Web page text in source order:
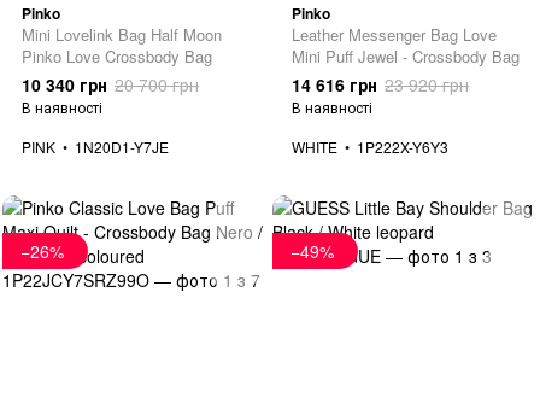
Pinko
Mini Lovelink Bag Half Moon
Pinko Love Crossbody Bag
10 340 грн 20 700 грн
В наявності
PINK
1N20D1-Y7JE
Pinko
Leather Messenger Bag Love
Mini Puff Jewel - Crossbody Bag
14 616 грн 23 920 грн
В наявності
WHITE
1P222X-Y6Y3
−26% −49%